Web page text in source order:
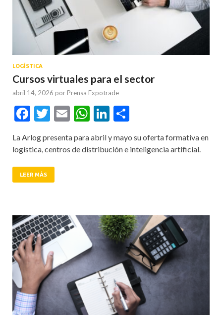
LOGÍSTICA
Cursos virtuales para el sector
abril 14, 2026 por Prensa Expotrade
Facebook
Twitter
EmailWhatsApp
LinkedIn
La Arlog presenta para abril y mayo su oferta formativa en
logística, centros de distribución e inteligencia artificial.
LEER MÁS